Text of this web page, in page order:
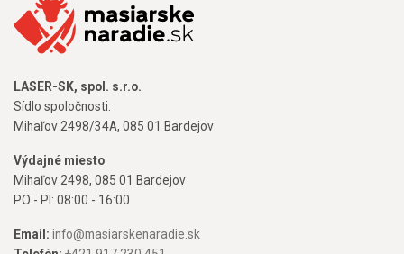
LASER-SK, spol. s.r.o.
Sídlo spoločnosti:
Mihaľov 2498/34A, 085 01 Bardejov
Výdajné miesto
Mihaľov 2498, 085 01 Bardejov
PO - PI: 08:00 - 16:00
Email: info@masiarskenaradie.sk